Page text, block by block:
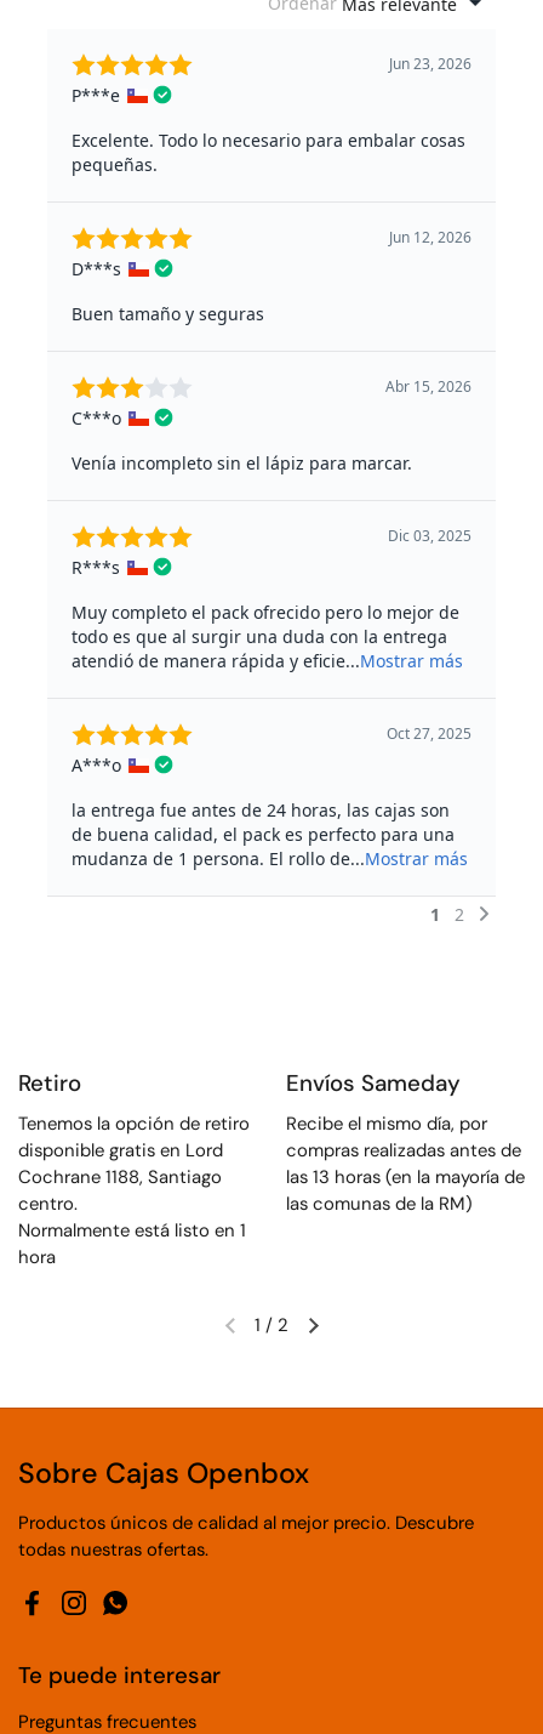
Retiro
Tenemos la opción de retiro
disponible gratis en Lord
Cochrane 1188, Santiago
centro.
Normalmente está listo en 1
hora
Envíos Sameday
Recibe el mismo día, por
compras realizadas antes de
las 13 horas (en la mayoría de
las comunas de la RM)
1 / 2
Sobre Cajas Openbox
Productos únicos de calidad al mejor precio. Descubre
todas nuestras ofertas.
Facebook
InstagramWhatsApp
Te puede interesar
Preguntas frecuentes